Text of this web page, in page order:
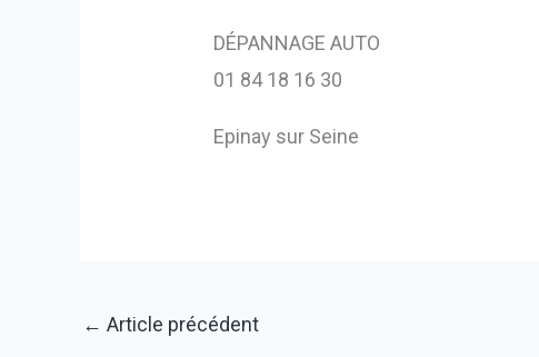
DÉPANNAGE AUTO
01 84 18 16 30
Epinay sur Seine
← Article précédent